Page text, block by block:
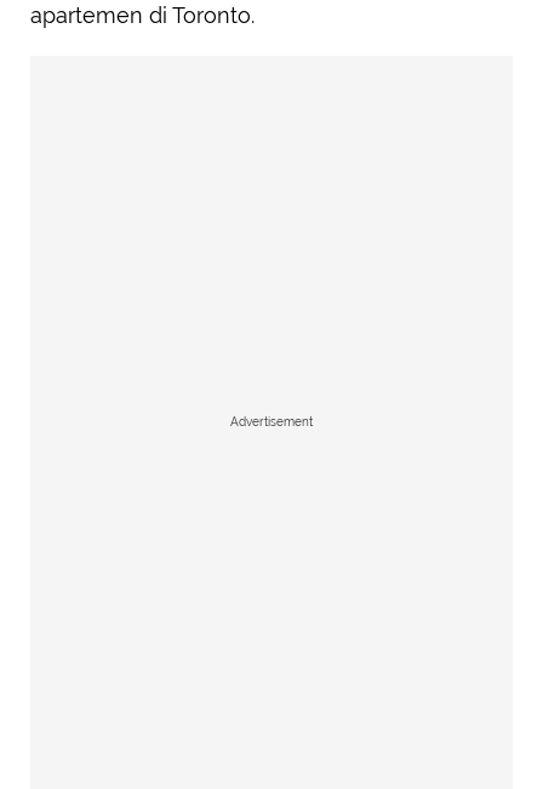
apartemen di Toronto.
Advertisement